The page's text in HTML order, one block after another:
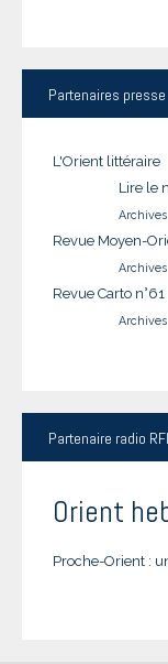
Partenaires presse
L'Orient littéraire
Lire le
Archives
Revue Moyen-
Archives
Revue Carto n°61
Archives
Partenaire radio RFI
Orient
Proche-Orient :